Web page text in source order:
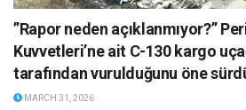
”Rapor neden açıklanmıyor?”
Kuvvetleri’ne ait C-130 kargo
tarafından vurulduğunu öne
MARCH 31, 2026